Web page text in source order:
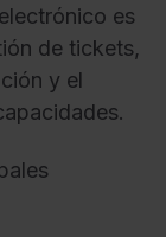
es
de tickets,
y el